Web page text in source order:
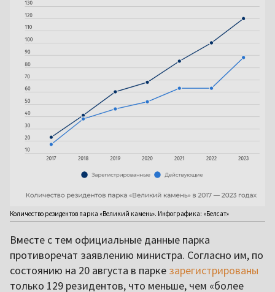
Количество резидентов парка «Великий камень». Инфографика: «Белсат»
Вместе с тем официальные данные парка
противоречат заявлению министра. Согласно им, по
состоянию на 20 августа в парке зарегистрированы
только 129 резидентов, что меньше, чем «более